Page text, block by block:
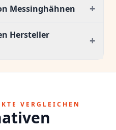
Messinghähnen +
Hersteller
+
VERGLEICHEN